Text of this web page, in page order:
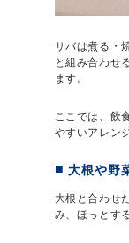
サバは煮る・
と組み合わせ
ます。
ここでは、飲
やすいアレン
大根や野
大根と合わせ
み、ほっとす